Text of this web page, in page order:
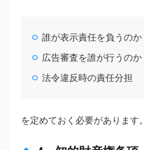
誰が表示責任を負うのか
広告審査を誰が行うのか
法令違反時の責任分担
を定めておく必要があります。